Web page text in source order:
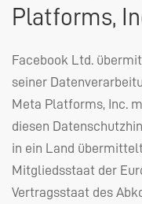
Platforms,
Facebook Ltd.
seiner
Meta Platforms, Inc.
diesen
in ein Land
Mitgliedsstaat der
Vertragsstaat des